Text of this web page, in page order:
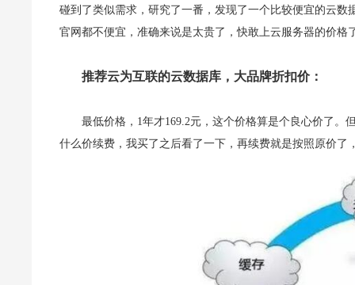
碰到了类似需求，研究了一番，发现了一个比较便宜的云数
官网都不便宜，准确来说是太贵了，快敢上云服务器的价格
推荐云为互联的云数据库，大品牌折扣价：
最低价格，1年才169.2元，这个价格算是个良心价了
什么价续费，我买了之后看了一下，再续费就是按照原价了